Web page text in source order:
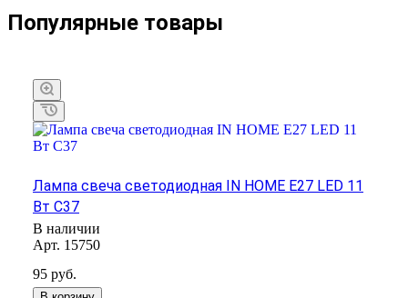
Популярные товары
Лампа свеча светодиодная IN HOME Е27 LED 11
Вт С37
В наличии
Арт. 15750
95 руб.